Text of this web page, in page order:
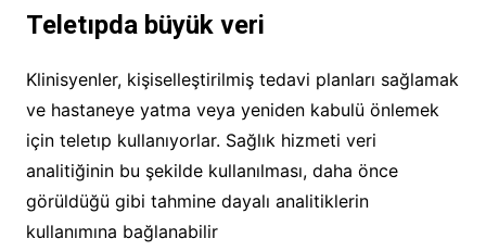
Teletıpda büyük veri
Klinisyenler, kişiselleştirilmiş tedavi planları sağlamak
ve hastaneye yatma veya yeniden kabulü önlemek
için teletıp kullanıyorlar. Sağlık hizmeti veri
analitiğinin bu şekilde kullanılması, daha önce
görüldüğü gibi tahmine dayalı analitiklerin
kullanımına bağlanabilir